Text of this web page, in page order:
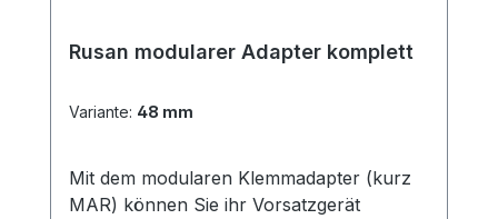
Rusan modularer Adapter komplett
Variante: 48 mm
Mit dem modularen Klemmadapter (kurz
MAR) können Sie ihr Vorsatzgerät